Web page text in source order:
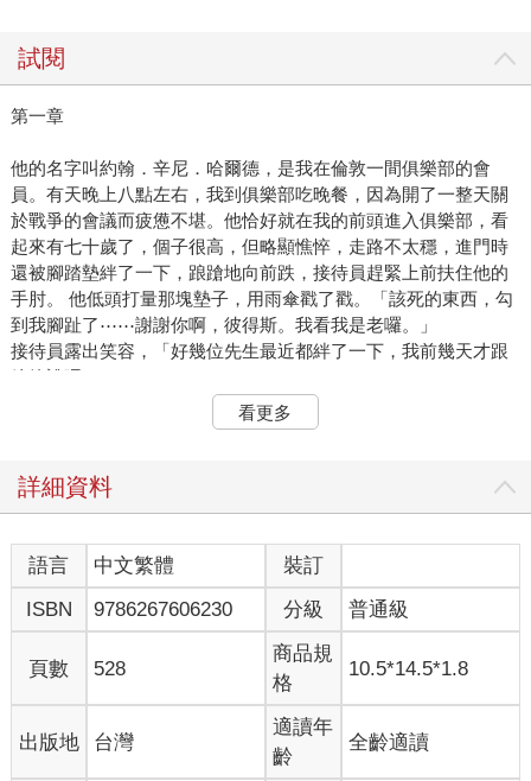
試閱
第一章
他的名字叫約翰．辛尼．哈爾德，是我在倫敦一間俱樂部的會
員。有天晚上八點左右，我到俱樂部吃晚餐，因為開了一整天關
於戰爭的會議而疲憊不堪。他恰好就在我的前頭進入俱樂部，看
起來有七十歲了，個子很高，但略顯憔悴，走路不太穩，進門時
還被腳踏墊絆了一下，踉蹌地向前跌，接待員趕緊上前扶住他的
手肘。 他低頭打量那塊墊子，用雨傘戳了戳。「該死的東西，勾
到我腳趾了⋯⋯謝謝你啊，彼得斯。我看我是老囉。」
接待員露出笑容，「好幾位先生最近都絆了一下，我前幾天才跟
總管說呢。」
「哦，那就再跟他說一次，說到他處理好為止。總有一天你會發
現我摔死在你腳邊。你可不希望發生這種事，對吧？」他略帶戲
「是啊，先生，我們當然不希望發生這種事。」接待員說。
死在廁所嗎？」
「我記得，先生。那真是令人心痛啊。」
「是啊。」他沉默一下又說，「總之，那種死法我也不要。趕快
叫總管把墊子弄好，就說是我要求的。」
「沒問題，先生。」
老人走開了。我一直都在後面等著，因為接待員那邊有我的信。
他在窗口把信交給我，我匆匆翻了一下，隨口問道，「那是誰
啊？」
他說，「先生，那位是哈爾德先生。」
看更多
詳細資料
語言 中文繁體
裝訂
ISBN
9786267606230 分級 普通級
頁數 528
商品規
格
10.5*14.5*1.8
出版地 台灣
適讀年
齡
全齡適讀